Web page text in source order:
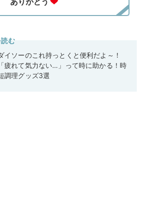
む
イソーのこれ持っとくと便利だよ～！
「疲れて気力ない…」って時に助かる！時
調理グッズ3選